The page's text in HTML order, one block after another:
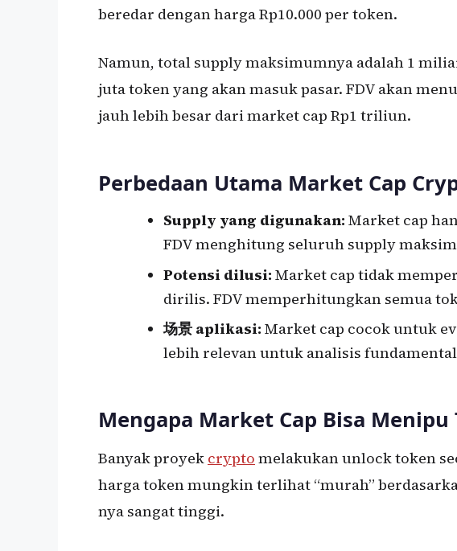
beredar dengan harga Rp10.000 per token.
Namun, total supply maksimumnya adalah 1
juta token yang akan masuk pasar. FDV akan
jauh lebih besar dari market cap Rp1 triliun.
Perbedaan Utama Market Cap
Supply yang digunakan: Market cap
FDV menghitung seluruh supply
Potensi dilusi: Market cap tidak
dirilis. FDV memperhitungkan semua
场景 aplikasi: Market cap cocok untuk
lebih relevan untuk analisis
Mengapa Market Cap Bisa Menipu
Banyak proyek crypto melakukan unlock token
harga token mungkin terlihat “murah”
nya sangat tinggi.